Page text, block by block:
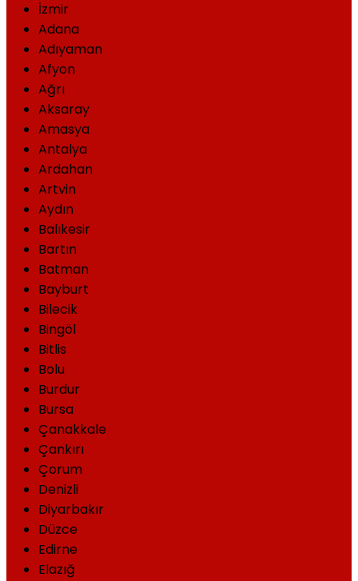
İzmir
Adana
Adıyaman
Afyon
Ağrı
Aksaray
Amasya
Antalya
Ardahan
Artvin
Aydın
Balıkesir
Bartın
Batman
Bayburt
Bilecik
Bingöl
Bitlis
Bolu
Burdur
Bursa
Çanakkale
Çankırı
Çorum
Denizli
Diyarbakır
Düzce
Edirne
Elazığ